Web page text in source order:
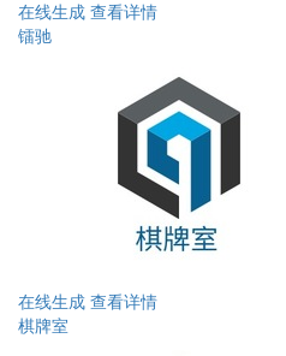
在线生成 查看详情
镭驰
在线生成 查看详情
棋牌室